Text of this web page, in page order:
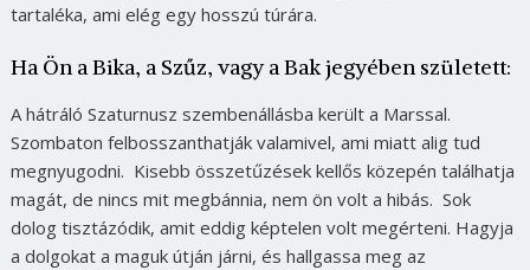
tartaléka, ami elég egy hosszú túrára.
Ha Ön a Bika, a Szűz, vagy a Bak jegyében született:
A hátráló Szaturnusz szembenállásba került a Marssal.
Szombaton felbosszanthatják valamivel, ami miatt alig tud
megnyugodni. Kisebb összetűzések kellős közepén találhatja
magát, de nincs mit megbánnia, nem ön volt a hibás. Sok
dolog tisztázódik, amit eddig képtelen volt megérteni. Hagyja
a dolgokat a maguk útján járni, és hallgassa meg az